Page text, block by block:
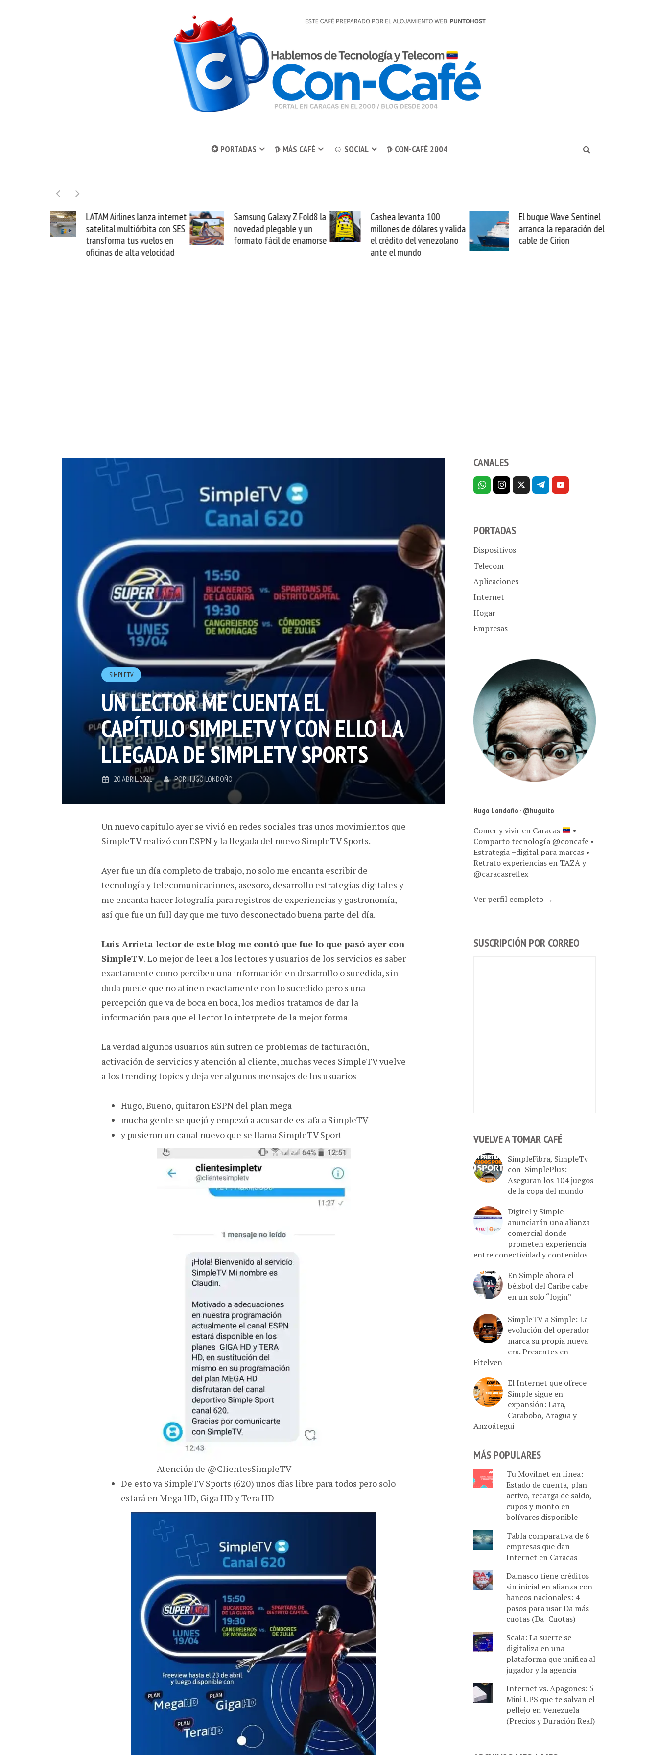
✪ PORTADAS 𖠚 MÁS CAFÉ ☺ SOCIAL 𖠚 CON-CAFÉ 2004
lanza internet
multiórbita con SES
tus vuelos en
Samsung Galaxy Z Fold8 la
novedad plegable y un
formato fácil de enamorse
Cashea levanta 100
millones de dólares y valida
el crédito del venezolano
El buque Wave Sentinel
arranca la reparación del
cable de Cirion
Uber se lleva PedidosYa y
sabemos todo lo que puede
mejorar tecnológicamente
SIMPLETV
UN LECTOR ME CUENTA EL
CAPÍTULO SIMPLETV Y CON ELLO LA
LLEGADA DE SIMPLETV SPORTS
20.ABRIL.2021 PORHUGO LONDOÑO
Un nuevo capitulo ayer se vivió en redes sociales tras unos movimientos que
SimpleTV realizó con ESPN y la llegada del nuevo SimpleTV Sports.
Ayer fue un día completo de trabajo, no solo me encanta escribir de
tecnología y telecomunicaciones, asesoro, desarrollo estrategias digitales y
me encanta hacer fotografía para registros de experiencias y gastronomía,
así que fue un full day que me tuvo desconectado buena parte del día.
Luis Arrieta lector de este blog me contó que fue lo que pasó ayer con
SimpleTV. Lo mejor de leer a los lectores y usuarios de los servicios es saber
exactamente como perciben una información en desarrollo o sucedida, sin
duda puede que no atinen exactamente con lo sucedido pero s una
percepción que va de boca en boca, los medios tratamos de dar la
información para que el lector lo interprete de la mejor forma.
La verdad algunos usuarios aún sufren de problemas de facturación,
activación de servicios y atención al cliente, muchas veces SimpleTV vuelve
a los trending topics y deja ver algunos mensajes de los usuarios
Hugo, Bueno, quitaron ESPN del plan mega
mucha gente se quejó y empezó a acusar de estafa a SimpleTV
y pusieron un canal nuevo que se llama SimpleTV Sport
Atención de @ClientesSimpleTV
De esto va SimpleTV Sports (620) unos días libre para todos pero solo
estará en Mega HD, Giga HD y Tera HD
CANALES
PORTADAS
Dispositivos
Telecom
Aplicaciones
Internet
Hogar
Empresas
Hugo Londoño - @huguito
Comer y vivir en Caracas
•
Comparto tecnología @concafe •
Estrategia +digital para marcas •
Retrato experiencias en TAZA y
@caracasreflex
Ver perfil completo →
SUSCRIPCIÓN POR CORREO
VUELVE A TOMAR CAFÉ
SimpleFibra, SimpleTv
con SimplePlus:
Aseguran los 104 juegos
de la copa del mundo
Digitel y Simple
anunciarán una alianza
comercial donde
prometen experiencia
entre conectividad y contenidos
En Simple ahora el
béisbol del Caribe cabe
en un solo “login”
SimpleTV a Simple: La
evolución del operador
marca su propia nueva
era. Presentes en
Fitelven
El Internet que ofrece
Simple sigue en
expansión: Lara,
Carabobo, Aragua y
Anzoátegui
MÁS POPULARES
Tu Movilnet en línea:
Estado de cuenta, plan
activo, recarga de saldo,
cupos y monto en
bolívares disponible
Tabla comparativa de 6
empresas que dan
Internet en Caracas
Damasco tiene créditos
sin inicial en alianza con
bancos nacionales: 4
pasos para usar Da más
cuotas (Da+Cuotas)
Scala: La suerte se
digitaliza en una
plataforma que unifica al
jugador y la agencia
Internet vs. Apagones: 5
Mini UPS que te salvan el
pellejo en Venezuela
(Precios y Duración Real)